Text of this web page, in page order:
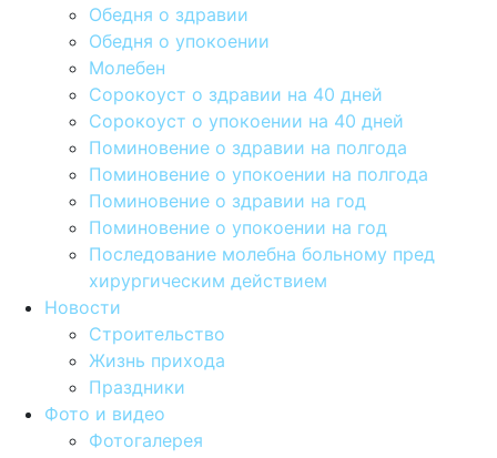
Обедня о здравии
Обедня о упокоении
Молебен
Сорокоуст о здравии на 40 дней
Сорокоуст о упокоении на 40 дней
Поминовение о здравии на полгода
Поминовение о упокоении на полгода
Поминовение о здравии на год
Поминовение о упокоении на год
Последование молебна больному пред
хирургическим действием
Новости
Строительство
Жизнь прихода
Праздники
Фото и видео
Фотогалерея